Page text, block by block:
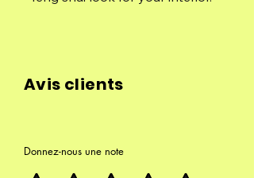
1075g
Avis clients
Donnez-nous une note